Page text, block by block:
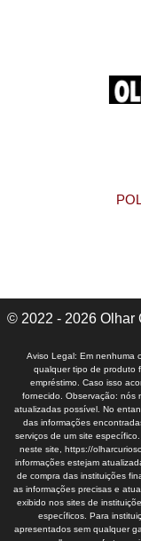
© 2022 - 2026 Olhar
Aviso Legal: Em nenhuma
qualquer tipo de produto
empréstimo. Caso isso
fornecido. Observação: nós
atualizadas possível. No
das informações
serviços de um site
neste site, https://
informações estejam
de compra das instituições
as informações precisas e
exibido nos sites de
específicos. Para
apresentados sem qualquer